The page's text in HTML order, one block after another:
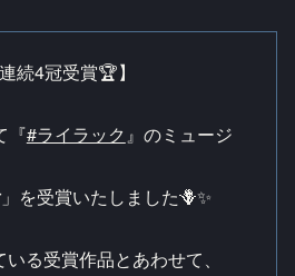
続4冠受賞🏆】
『#ライラック 』のミュージ
を受賞いたしました🪻✨
る受賞作品とあわせて、